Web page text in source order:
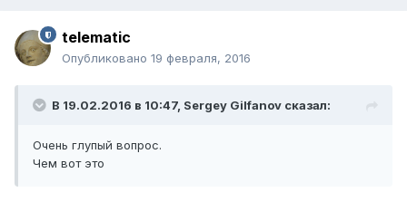
telematic
Опубликовано 19 февраля, 2016
В 19.02.2016 в 10:47, Sergey Gilfanov сказал:
Очень глупый вопрос.
Чем вот это